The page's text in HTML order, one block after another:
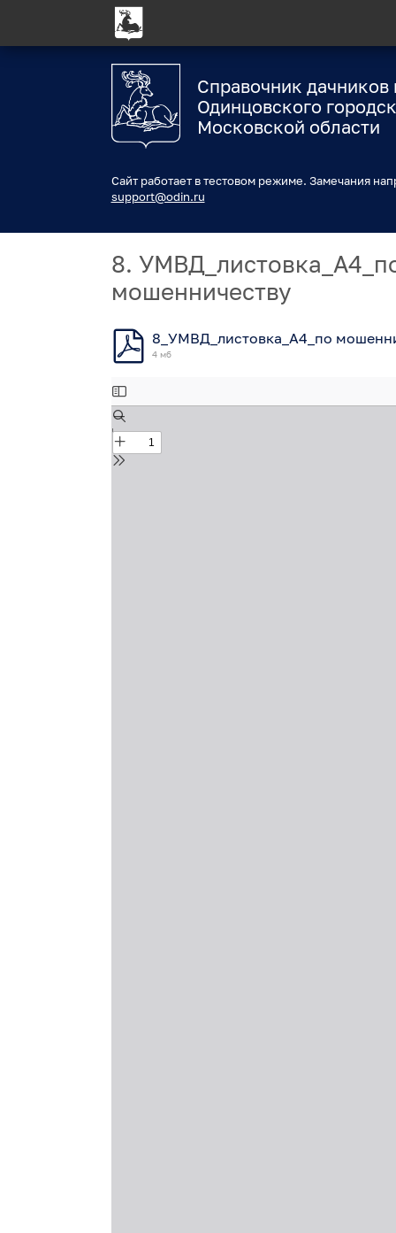
Справочник дачников
Одинцовского
Московской области
Сайт работает в тестовом режиме. Замечания
support@odin.ru
8.
мошенничеству
8_УМВД_листовка_А4_по
4 мб